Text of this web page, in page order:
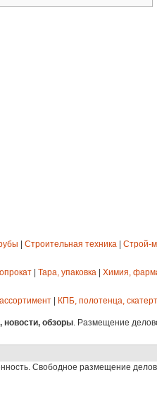
Строительная техника Строй-
Тара, упаковка Химия,
КПБ, полотенца,
новости, обзоры. Размещение
Свободное размещение